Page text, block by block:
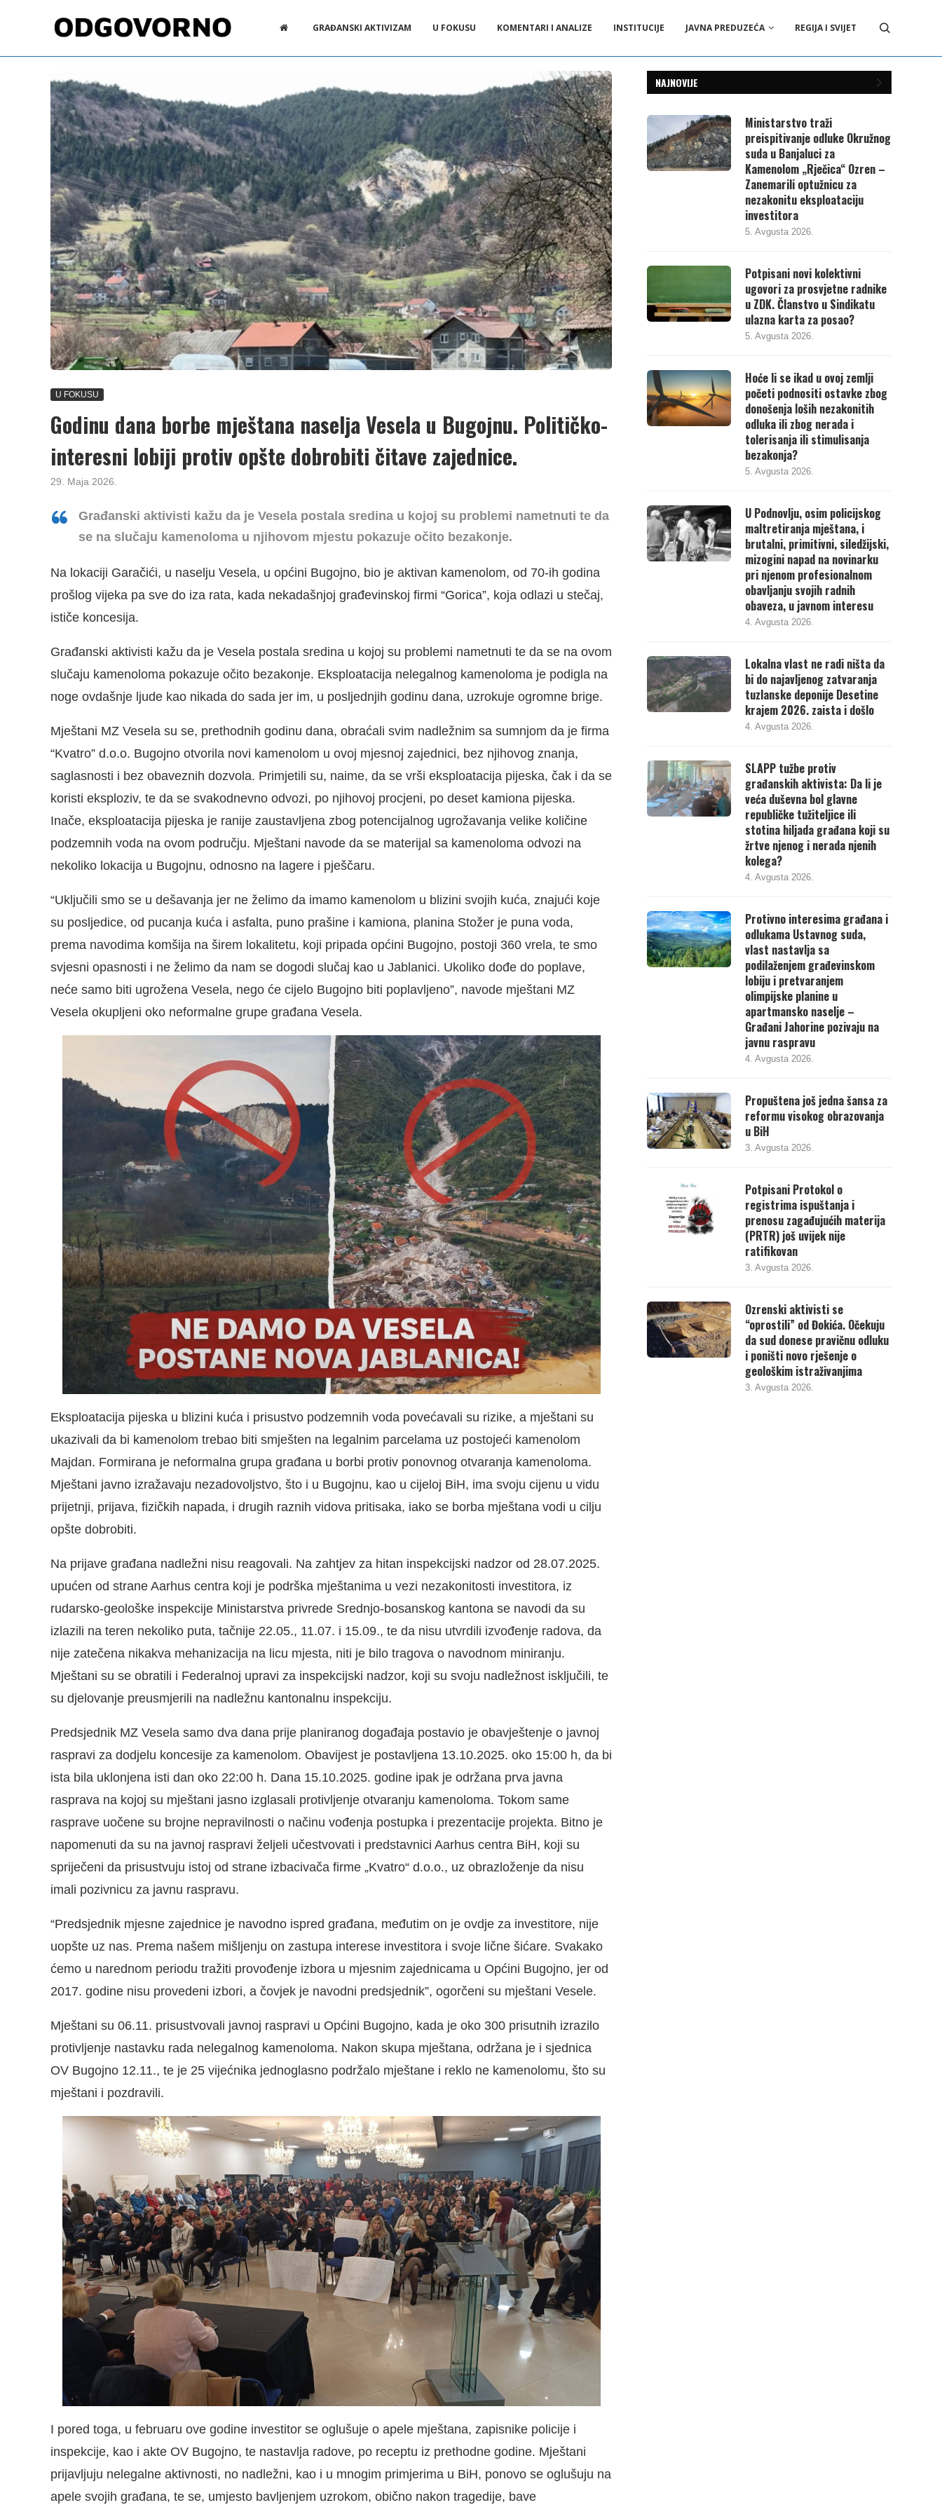
GRAĐANSKI AKTIVIZAM U FOKUSU KOMENTARI I ANALIZE INSTITUCIJE JAVNA PREDUZEĆA REGIJA I SVIJET
U FOKUSU
Godinu dana borbe mještana naselja Vesela u Bugojnu. Političko-
interesni lobiji protiv opšte dobrobiti čitave zajednice.
29. Maja 2026.
Građanski aktivisti kažu da je Vesela postala sredina u kojoj su problemi nametnuti te da
se na slučaju kamenoloma u njihovom mjestu pokazuje očito bezakonje.
Na lokaciji Garačići, u naselju Vesela, u općini Bugojno, bio je aktivan kamenolom, od 70-ih godina
prošlog vijeka pa sve do iza rata, kada nekadašnjoj građevinskoj firmi “Gorica”, koja odlazi u stečaj,
ističe koncesija.
Građanski aktivisti kažu da je Vesela postala sredina u kojoj su problemi nametnuti te da se na ovom
slučaju kamenoloma pokazuje očito bezakonje. Eksploatacija nelegalnog kamenoloma je podigla na
noge ovdašnje ljude kao nikada do sada jer im, u posljednjih godinu dana, uzrokuje ogromne brige.
Mještani MZ Vesela su se, prethodnih godinu dana, obraćali svim nadležnim sa sumnjom da je firma
“Kvatro” d.o.o. Bugojno otvorila novi kamenolom u ovoj mjesnoj zajednici, bez njihovog znanja,
saglasnosti i bez obaveznih dozvola. Primjetili su, naime, da se vrši eksploatacija pijeska, čak i da se
koristi eksploziv, te da se svakodnevno odvozi, po njihovoj procjeni, po deset kamiona pijeska.
Inače, eksploatacija pijeska je ranije zaustavljena zbog potencijalnog ugrožavanja velike količine
podzemnih voda na ovom području. Mještani navode da se materijal sa kamenoloma odvozi na
nekoliko lokacija u Bugojnu, odnosno na lagere i pješčaru.
“Uključili smo se u dešavanja jer ne želimo da imamo kamenolom u blizini svojih kuća, znajući koje
su posljedice, od pucanja kuća i asfalta, puno prašine i kamiona, planina Stožer je puna voda,
prema navodima komšija na širem lokalitetu, koji pripada općini Bugojno, postoji 360 vrela, te smo
svjesni opasnosti i ne želimo da nam se dogodi slučaj kao u Jablanici. Ukoliko dođe do poplave,
neće samo biti ugrožena Vesela, nego će cijelo Bugojno biti poplavljeno”, navode mještani MZ
Vesela okupljeni oko neformalne grupe građana Vesela.
Eksploatacija pijeska u blizini kuća i prisustvo podzemnih voda povećavali su rizike, a mještani su
ukazivali da bi kamenolom trebao biti smješten na legalnim parcelama uz postojeći kamenolom
Majdan. Formirana je neformalna grupa građana u borbi protiv ponovnog otvaranja kamenoloma.
Mještani javno izražavaju nezadovoljstvo, što i u Bugojnu, kao u cijeloj BiH, ima svoju cijenu u vidu
prijetnji, prijava, fizičkih napada, i drugih raznih vidova pritisaka, iako se borba mještana vodi u cilju
opšte dobrobiti.
Na prijave građana nadležni nisu reagovali. Na zahtjev za hitan inspekcijski nadzor od 28.07.2025.
upućen od strane Aarhus centra koji je podrška mještanima u vezi nezakonitosti investitora, iz
rudarsko-geološke inspekcije Ministarstva privrede Srednjo-bosanskog kantona se navodi da su
izlazili na teren nekoliko puta, tačnije 22.05., 11.07. i 15.09., te da nisu utvrdili izvođenje radova, da
nije zatečena nikakva mehanizacija na licu mjesta, niti je bilo tragova o navodnom miniranju.
Mještani su se obratili i Federalnoj upravi za inspekcijski nadzor, koji su svoju nadležnost isključili, te
su djelovanje preusmjerili na nadležnu kantonalnu inspekciju.
Predsjednik MZ Vesela samo dva dana prije planiranog događaja postavio je obavještenje o javnoj
raspravi za dodjelu koncesije za kamenolom. Obavijest je postavljena 13.10.2025. oko 15:00 h, da bi
ista bila uklonjena isti dan oko 22:00 h. Dana 15.10.2025. godine ipak je održana prva javna
rasprava na kojoj su mještani jasno izglasali protivljenje otvaranju kamenoloma. Tokom same
rasprave uočene su brojne nepravilnosti o načinu vođenja postupka i prezentacije projekta. Bitno je
napomenuti da su na javnoj raspravi željeli učestvovati i predstavnici Aarhus centra BiH, koji su
spriječeni da prisustvuju istoj od strane izbacivača firme „Kvatro“ d.o.o., uz obrazloženje da nisu
imali pozivnicu za javnu raspravu.
“Predsjednik mjesne zajednice je navodno ispred građana, međutim on je ovdje za investitore, nije
uopšte uz nas. Prema našem mišljenju on zastupa interese investitora i svoje lične šićare. Svakako
ćemo u narednom periodu tražiti provođenje izbora u mjesnim zajednicama u Općini Bugojno, jer od
2017. godine nisu provedeni izbori, a čovjek je navodni predsjednik”, ogorčeni su mještani Vesele.
Mještani su 06.11. prisustvovali javnoj raspravi u Općini Bugojno, kada je oko 300 prisutnih izrazilo
protivljenje nastavku rada nelegalnog kamenoloma. Nakon skupa mještana, održana je i sjednica
OV Bugojno 12.11., te je 25 vijećnika jednoglasno podržalo mještane i reklo ne kamenolomu, što su
mještani i pozdravili.
I pored toga, u februaru ove godine investitor se oglušuje o apele mještana, zapisnike policije i
inspekcije, kao i akte OV Bugojno, te nastavlja radove, po receptu iz prethodne godine. Mještani
prijavljuju nelegalne aktivnosti, no nadležni, kao i u mnogim primjerima u BiH, ponovo se oglušuju na
apele svojih građana, te se, umjesto bavljenjem uzrokom, obično nakon tragedije, bave
NAJNOVIJE
Ministarstvo traži
preispitivanje odluke Okružnog
suda u Banjaluci za
Kamenolom „Rječica“ Ozren –
Zanemarili optužnicu za
nezakonitu eksploataciju
investitora
5. Avgusta 2026.
Potpisani novi kolektivni
ugovori za prosvjetne radnike
u ZDK. Članstvo u Sindikatu
ulazna karta za posao?
5. Avgusta 2026.
Hoće li se ikad u ovoj zemlji
početi podnositi ostavke zbog
donošenja loših nezakonitih
odluka ili zbog nerada i
tolerisanja ili stimulisanja
bezakonja?
5. Avgusta 2026.
U Podnovlju, osim policijskog
maltretiranja mještana, i
brutalni, primitivni, siledžijski,
mizogini napad na novinarku
pri njenom profesionalnom
obavljanju svojih radnih
obaveza, u javnom interesu
4. Avgusta 2026.
Lokalna vlast ne radi ništa da
bi do najavljenog zatvaranja
tuzlanske deponije Desetine
krajem 2026. zaista i došlo
4. Avgusta 2026.
SLAPP tužbe protiv
građanskih aktivista: Da li je
veća duševna bol glavne
republičke tužiteljice ili
stotina hiljada građana koji su
žrtve njenog i nerada njenih
kolega?
4. Avgusta 2026.
Protivno interesima građana i
odlukama Ustavnog suda,
vlast nastavlja sa
podilaženjem građevinskom
lobiju i pretvaranjem
olimpijske planine u
apartmansko naselje –
Građani Jahorine pozivaju na
javnu raspravu
4. Avgusta 2026.
Propuštena još jedna šansa za
reformu visokog obrazovanja
u BiH
3. Avgusta 2026.
Potpisani Protokol o
registrima ispuštanja i
prenosu zagađujućih materija
(PRTR) još uvijek nije
ratifikovan
3. Avgusta 2026.
Ozrenski aktivisti se
“oprostili” od Đokića. Očekuju
da sud donese pravičnu odluku
i poništi novo rješenje o
geološkim istraživanjima
3. Avgusta 2026.